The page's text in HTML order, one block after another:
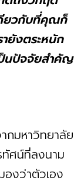
ดียวกับที่คุณก็
ยังตระหนัก
ป็นปัจจัยสำคัญ
กมหาวิทยาลัย
ทัศน์ที่ลงนาม
งว่าตัวเอง